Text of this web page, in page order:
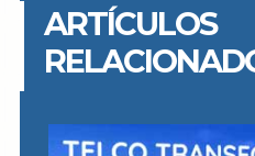
ARTÍCULOS